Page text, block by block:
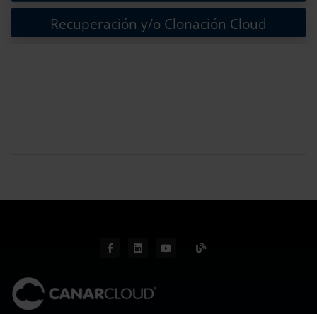
Recuperación y/o Clonación Cloud